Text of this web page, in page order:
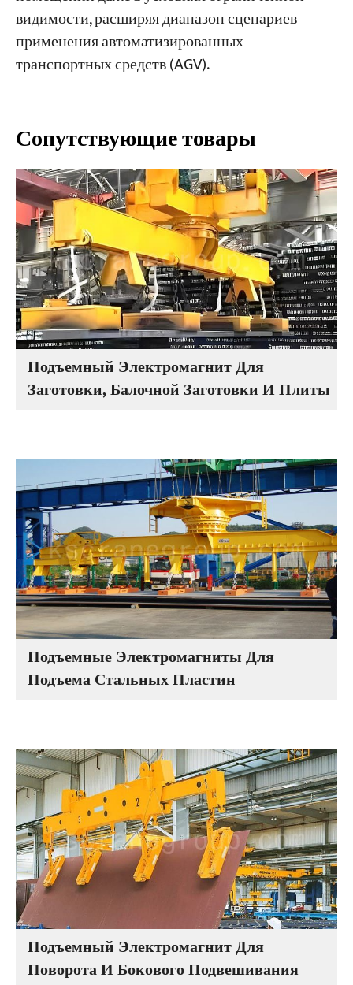
видимости, расширяя диапазон сценариев
применения автоматизированных
транспортных средств (AGV).
Сопутствующие товары
Подъемный Электромагнит Для
Заготовки, Балочной Заготовки И Плиты
Подъемные Электромагниты Для
Подъема Стальных Пластин
Подъемный Электромагнит Для
Поворота И Бокового Подвешивания